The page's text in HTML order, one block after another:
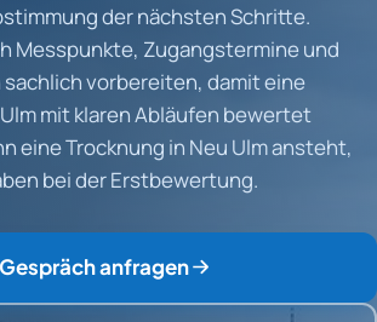
der nächsten Schritte.
Messpunkte, Zugangstermine und
vorbereiten, damit eine
mit klaren Abläufen bewertet
eine Trocknung in Neu Ulm ansteht,
bei der Erstbewertung.
Gespräch anfragen